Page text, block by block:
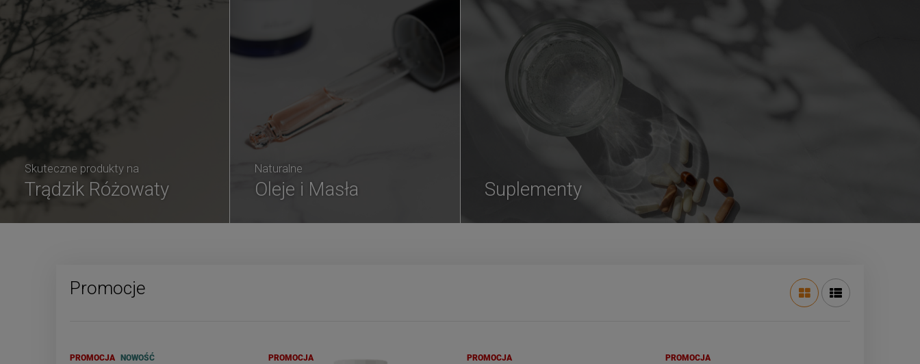
Suplementy
Skuteczne produkty na
Trądzik Różowaty
Naturalne
Oleje i Masła
Promocje
PROMOCJA NOWOŚĆ PROMOCJA PROMOCJA PROMOCJA